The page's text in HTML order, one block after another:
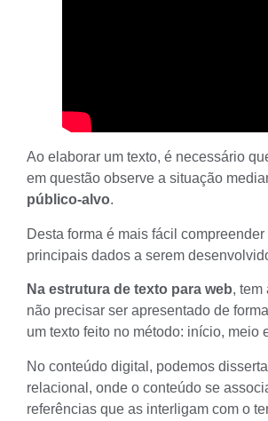
Ao elaborar um texto, é necessário
em questão observe a situação
público-alvo.
Desta forma é mais fácil
principais dados a serem
Na estrutura de texto para web, tem
não precisar ser apresentado de
um texto feito no método: início, meio
No conteúdo digital , podemos
relacional, onde o conteúdo se
referências que as interligam com o